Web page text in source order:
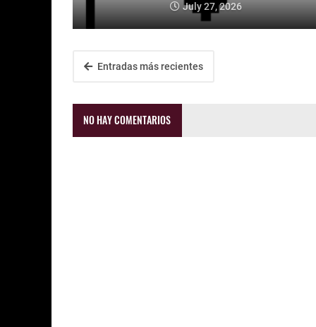
July 27, 2026
Entradas más recientes
NO HAY COMENTARIOS